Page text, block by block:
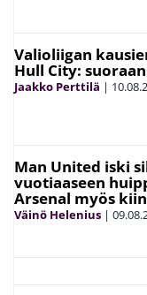
Valioliigan
Hull City:
Jaakko Perttilä |
Man United iski
vuotiaaseen
Arsenal myös
Väinö Helenius |